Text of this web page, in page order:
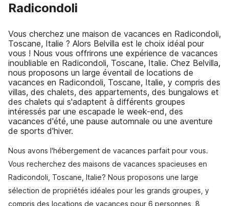
Radicondoli
Vous cherchez une maison de vacances en Radicondoli,
Toscane, Italie ? Alors Belvilla est le choix idéal pour
vous ! Nous vous offrirons une expérience de vacances
inoubliable en Radicondoli, Toscane, Italie. Chez Belvilla,
nous proposons un large éventail de locations de
vacances en Radicondoli, Toscane, Italie, y compris des
villas, des chalets, des appartements, des bungalows et
des chalets qui s'adaptent à différents groupes
intéressés par une escapade le week-end, des
vacances d'été, une pause automnale ou une aventure
de sports d'hiver.
Nous avons l'hébergement de vacances parfait pour vous.
Vous recherchez des maisons de vacances spacieuses en
Radicondoli, Toscane, Italie? Nous proposons une large
sélection de propriétés idéales pour les grands groupes, y
compris des locations de vacances pour 6 personnes, 8